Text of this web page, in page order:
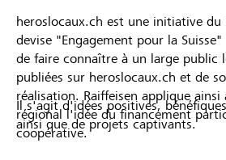
heroslocaux.ch est une initiative du
devise "Engagement pour la
de faire connaître à un large public
publiées sur heroslocaux.ch et de
réalisation. Raiffeisen applique
régional l'idée du financement
coopérative.
Il s'agit d'idées positives,
ainsi que de projets captivants.